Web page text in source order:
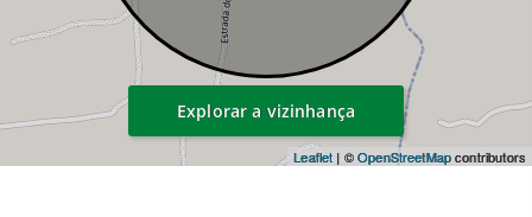
Leaflet | ©OpenStreetMapcontributors
Explorar a vizinhança